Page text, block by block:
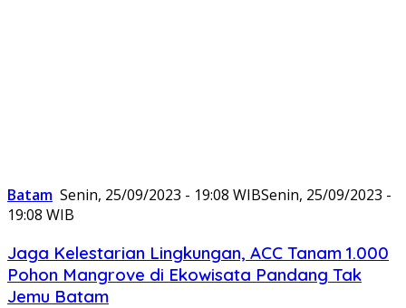
Batam Senin, 25/09/2023 - 19:08 WIBSenin, 25/09/2023 -
19:08 WIB
Jaga Kelestarian Lingkungan, ACC Tanam 1.000
Pohon Mangrove di Ekowisata Pandang Tak
Jemu Batam